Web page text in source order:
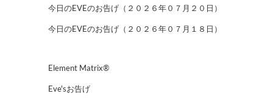
今日のEVEのお告げ（２０２６年０７月２０日）
今日のEVEのお告げ（２０２６年０７月１８日）
Element Matrix®
Eve'sお告げ